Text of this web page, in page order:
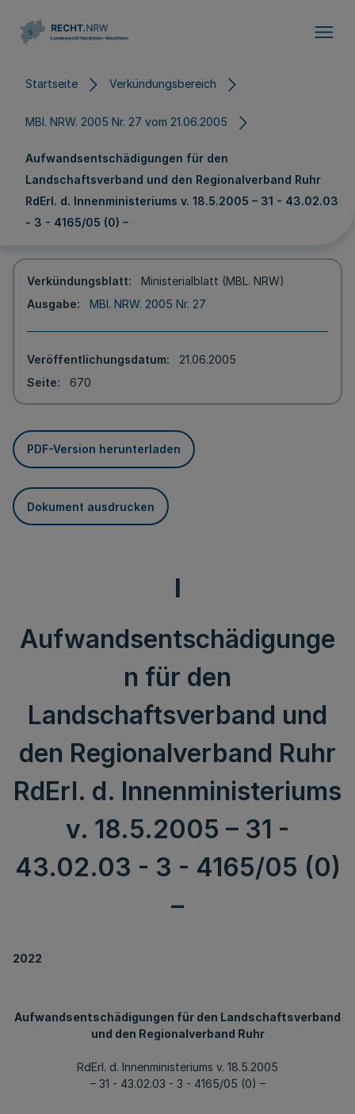
Startseite Verkündungsbereich
MBl. NRW. 2005 Nr. 27 vom 21.06.2005
Aufwandsentschädigungen für den
Landschaftsverband und den Regionalverband Ruhr
RdErl. d. Innenministeriums v. 18.5.2005 – 31 - 43.02.03
- 3 - 4165/05 (0) –
Verkündungsblatt
Ministerialblatt (MBL. NRW)
Ausgabe
MBl. NRW. 2005 Nr. 27
Veröffentlichungsdatum
21.06.2005
Seite
670
PDF-Version herunterladen
Dokument ausdrucken
I
Aufwandsentschädigunge
n für den
Landschaftsverband und
den Regionalverband Ruhr
RdErl. d. Innenministeriums
v. 18.5.2005 – 31 -
43.02.03 - 3 - 4165/05 (0)
–
2022
Aufwandsentschädigungen für den Landschaftsverband
und den Regionalverband Ruhr
RdErl. d. Innenministeriums v. 18.5.2005
– 31 - 43.02.03 - 3 - 4165/05 (0) –